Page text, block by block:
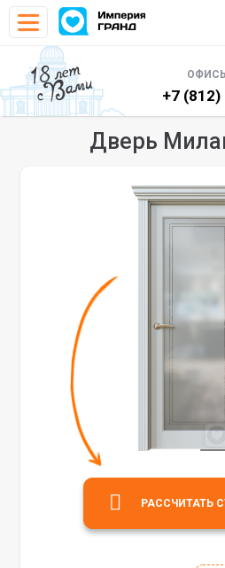
18 лет
с Вами ОФИСЫ
640 90 48 +7 (812)
Дверь
РАССЧИТАТЬ